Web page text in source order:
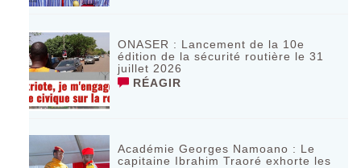
ONASER : Lancement de la 10e
édition de la sécurité routière le 31
juillet 2026
RÉAGIR
Académie Georges Namoano : Le
capitaine Ibrahim Traoré exhorte les